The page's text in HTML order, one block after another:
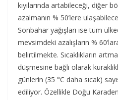
kıyılarında artabileceği, diğer
azalmanın % 50’lere
Sonbahar yağışları ise tüm
mevsimdeki azalışların %
belirtilmekte. Sıcaklıkların
düşmesine bağlı olarak
günlerin (35 °C daha sıcak)
ediliyor. Özellikle Doğu